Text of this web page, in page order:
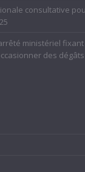
consultative
ministériel
des dégâts